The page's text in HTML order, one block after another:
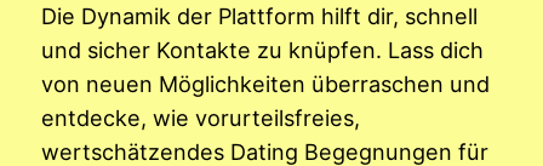
Die Dynamik der Plattform hilft dir, schnell
und sicher Kontakte zu knüpfen. Lass dich
von neuen Möglichkeiten überraschen und
entdecke, wie vorurteilsfreies,
wertschätzendes Dating Begegnungen für